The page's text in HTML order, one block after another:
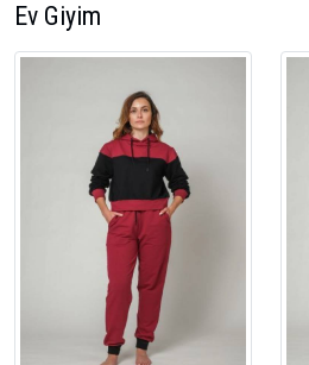
Ev Giyim